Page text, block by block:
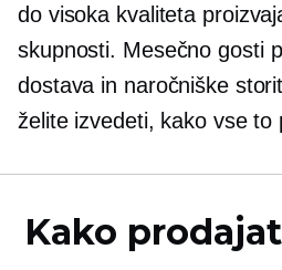
do visoka kvaliteta
skupnosti. Mesečno gosti
dostava in naročniške
želite izvedeti, kako vse to
Kako